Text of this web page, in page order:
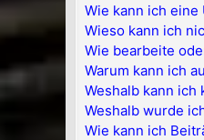
Wie kann ich
Wieso kann ich
Wie bearbeite
Warum kann ich
Weshalb kann ich
Weshalb wurde
Wie kann ich